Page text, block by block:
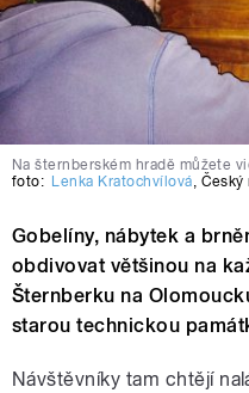
Na šternberském hradě můžete
foto: Lenka Kratochvílová, Český
Gobelíny, nábytek a
obdivovat většinou na
Šternberku na
starou technickou
Návštěvníky tam chtějí